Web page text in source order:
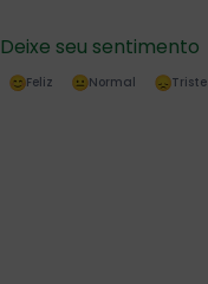
Deixe seu sentimento
Feliz Normal Triste